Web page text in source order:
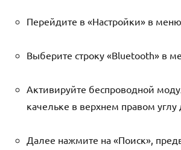
Перейдите в «Настройки» в меню
Выберите строку «Bluetooth» в
Активируйте беспроводной
качельке в верхнем правом углу
Далее нажмите на «Поиск»,